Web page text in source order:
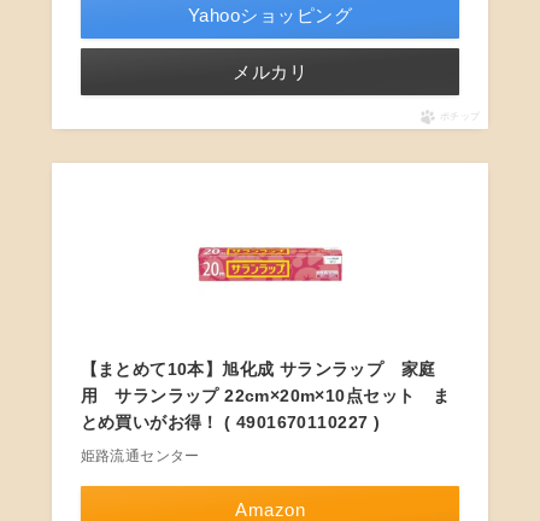
Yahooショッピング
メルカリ
ポチップ
【まとめて10本】旭化成 サランラップ 家庭
用 サランラップ 22cm×20m×10点セット ま
とめ買いがお得！ ( 4901670110227 )
姫路流通センター
Amazon